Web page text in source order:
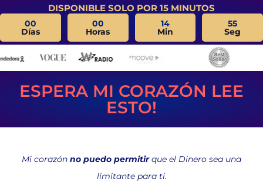
DISPONIBLE SOLO POR 15 MINUTOS
00
Días
00
Horas
14
Min
54
Seg
ESPERA MI CORAZÓN LEE
ESTO!
Mi corazón no puedo permitirque el Dinero sea una
limitante para ti.